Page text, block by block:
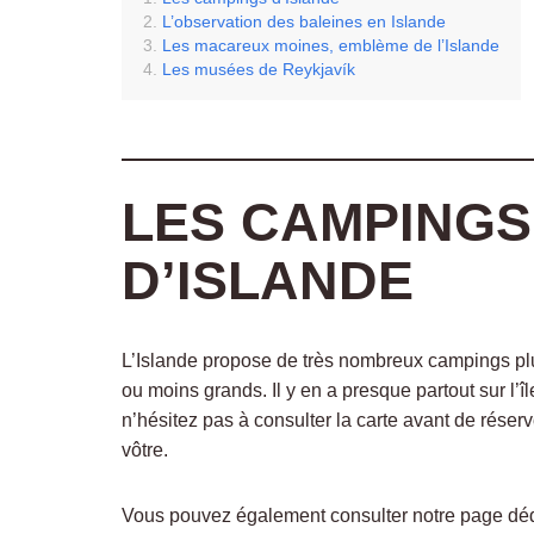
L’observation des baleines en Islande
Les macareux moines, emblème de l’Islande
Les musées de Reykjavík
LES CAMPINGS
D’ISLANDE
L’Islande propose de très nombreux campings
ou moins grands. Il y en a presque partout sur
n’hésitez pas à consulter la carte avant de
vôtre.
Vous pouvez également consulter notre page